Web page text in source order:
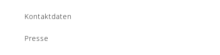
Kontaktdaten
Presse